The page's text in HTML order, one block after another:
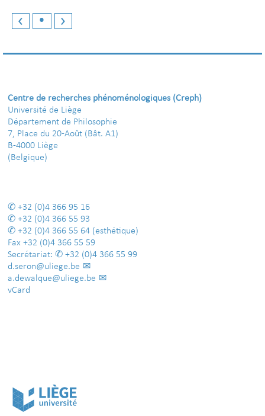
‹ • ›
Centre de recherches phénoménologiques (Creph)
Université de Liège
Département de Philosophie
7, Place du 20-Août (Bât. A1)
B-4000 Liège
(Belgique)
+32 (0)4 366 95 16
+32 (0)4 366 55 93
+32 (0)4 366 55 64 (esthétique)
Fax +32 (0)4 366 55 59
Secrétariat:
+32 (0)4 366 55 99
d.seron@uliege.be
a.dewalque@uliege.be
vCard